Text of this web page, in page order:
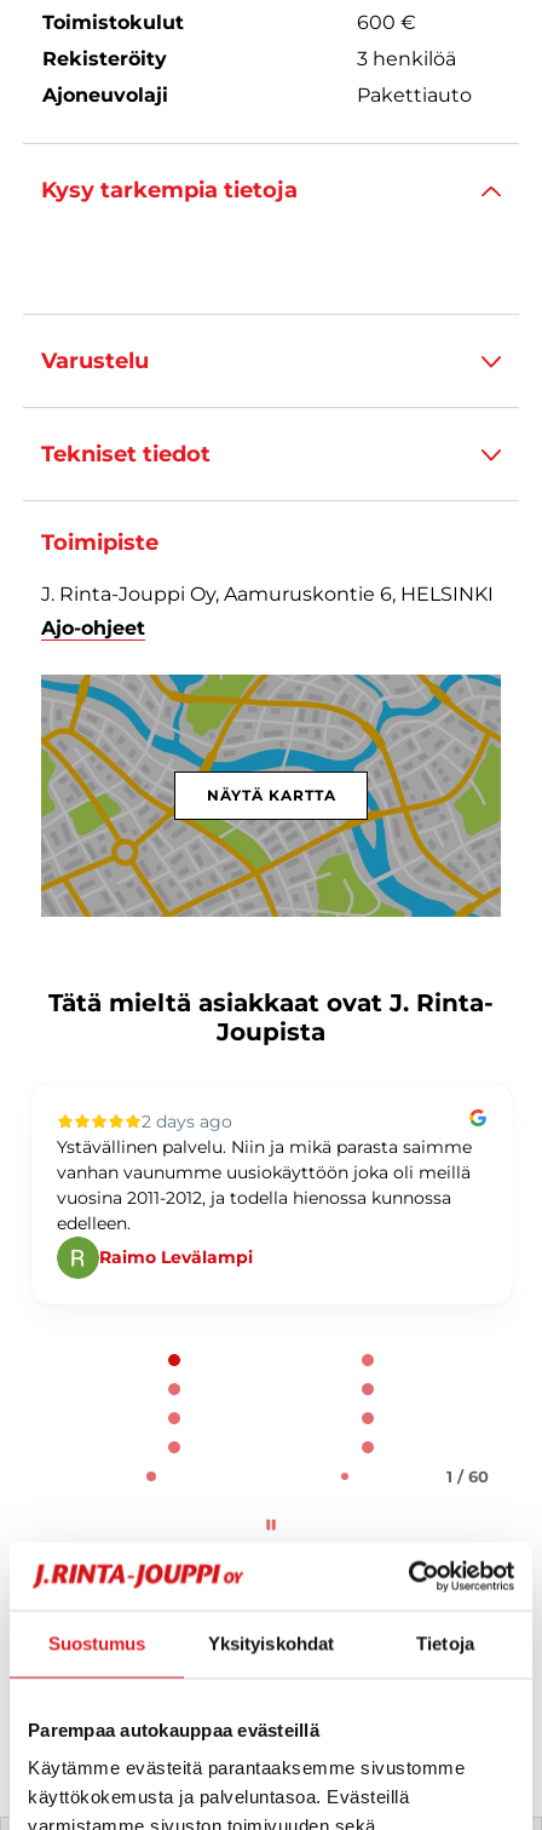
Suostumus Yksityiskohdat Tietoja
Parempaa autokauppaa evästeillä
Käytämme evästeitä parantaaksemme sivustomme
käyttökokemusta ja palveluntasoa. Evästeillä
varmistamme sivuston toimivuuden sekä
Toimistokulut
600 €
Rekisteröity
3 henkilöä
Ajoneuvolaji
Pakettiauto
Kysy tarkempia tietoja
Varustelu
Tekniset tiedot
Toimipiste
J. Rinta-Jouppi Oy, Aamuruskontie 6, HELSINKI
Ajo-ohjeet
NÄYTÄ KARTTA
Tätä mieltä asiakkaat ovat J. Rinta-
Joupista
2 days ago
Ystävällinen palvelu. Niin ja mikä parasta saimme
vanhan vaunumme uusiokäyttöön joka oli meillä
vuosina 2011-2012, ja todella hienossa kunnossa
edelleen.
Raimo Levälampi
1 / 60
Tätä ajoneuvoa myy